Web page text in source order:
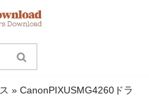
» CanonPIXUSMG4260ドラ